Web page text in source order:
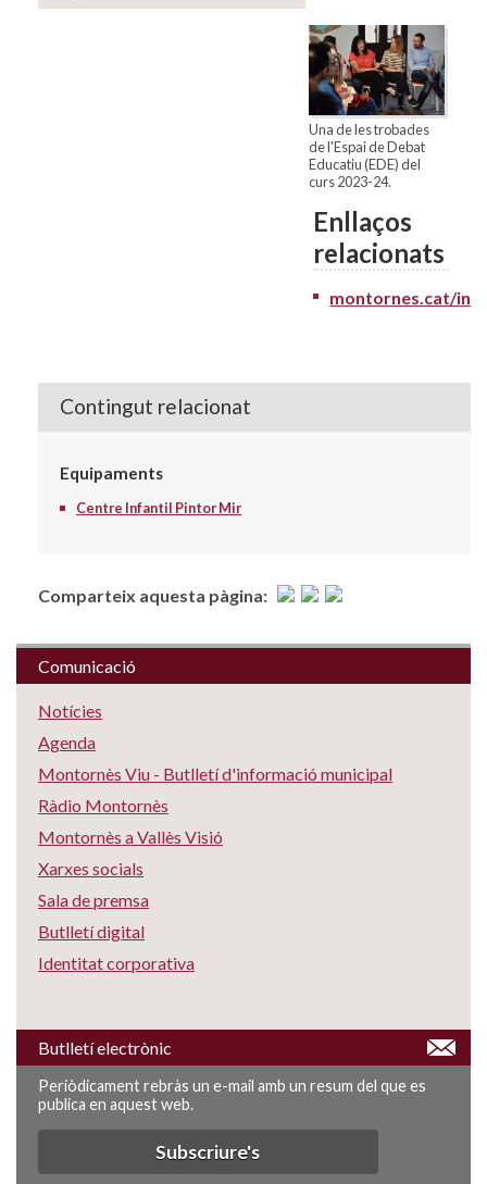
Una de les trobades
de l'Espai de Debat
Educatiu (EDE) del
curs 2023-24.
Enllaços
relacionats
montornes.cat/
Contingut relacionat
Equipaments
Centre Infantil Pintor Mir
Comparteix aquesta pàgina:
Comunicació
Notícies
Agenda
Montornès Viu - Butlletí d'informació municipal
Ràdio Montornès
Montornès a Vallès Visió
Xarxes socials
Sala de premsa
Butlletí digital
Identitat corporativa
Butlletí electrònic
Periòdicament rebràs un e-mail amb un resum del que es
publica en aquest web.
Subscriure's